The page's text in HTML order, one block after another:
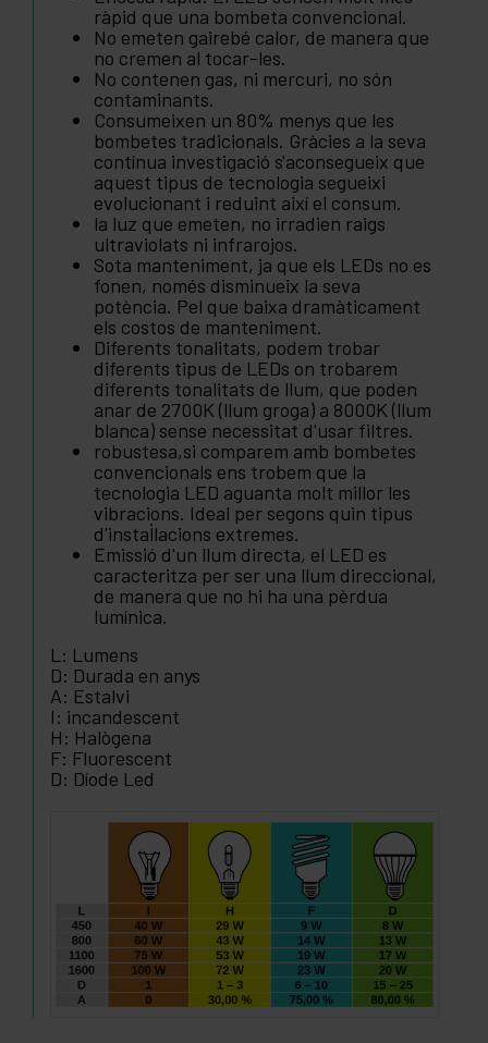
ràpid que una bombeta convencional.
No emeten gairebé calor, de manera que
no cremen al tocar-les.
No contenen gas, ni mercuri, no són
contaminants.
Consumeixen un 80% menys que les
bombetes tradicionals. Gràcies a la seva
contínua investigació s'aconsegueix que
aquest tipus de tecnologia segueixi
evolucionant i reduint així el consum.
la luz que emeten, no irradien raigs
ultraviolats ni infrarojos.
Sota manteniment, ja que els LEDs no es
fonen, només disminueix la seva
potència. Pel que baixa dramàticament
els costos de manteniment.
Diferents tonalitats, podem trobar
diferents tipus de LEDs on trobarem
diferents tonalitats de llum, que poden
anar de 2700K (llum groga) a 8000K (llum
blanca) sense necessitat d'usar filtres.
robustesa,si comparem amb bombetes
convencionals ens trobem que la
tecnologia LED aguanta molt millor les
vibracions. Ideal per segons quin tipus
d'instal·lacions extremes.
Emissió d'un llum directa, el LED es
caracteritza per ser una llum direccional,
de manera que no hi ha una pèrdua
lumínica.
L: Lumens
D: Durada en anys
A: Estalvi
I: incandescent
H: Halògena
F: Fluorescent
D: Díode Led